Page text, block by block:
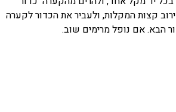
קצות המקלות, ולעביר את הכדור לקערה
הבא. אם נופל מרימים שוב.